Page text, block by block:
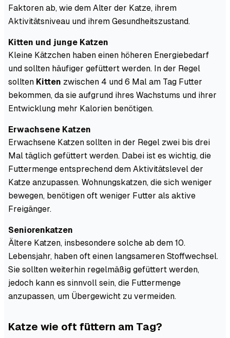
Faktoren ab, wie dem Alter der Katze, ihrem
Aktivitätsniveau und ihrem Gesundheitszustand.
Kitten und junge Katzen
Kleine Kätzchen haben einen höheren Energiebedarf
und sollten häufiger gefüttert werden. In der Regel
sollten Kitten zwischen 4 und 6 Mal am Tag Futter
bekommen, da sie aufgrund ihres Wachstums und ihrer
Entwicklung mehr Kalorien benötigen.
Erwachsene Katzen
Erwachsene Katzen sollten in der Regel zwei bis drei
Mal täglich gefüttert werden. Dabei ist es wichtig, die
Futtermenge entsprechend dem Aktivitätslevel der
Katze anzupassen. Wohnungskatzen, die sich weniger
bewegen, benötigen oft weniger Futter als aktive
Freigänger.
Seniorenkatzen
Ältere Katzen, insbesondere solche ab dem 10.
Lebensjahr, haben oft einen langsameren Stoffwechsel.
Sie sollten weiterhin regelmäßig gefüttert werden,
jedoch kann es sinnvoll sein, die Futtermenge
anzupassen, um Übergewicht zu vermeiden.
Katze wie oft füttern am Tag?